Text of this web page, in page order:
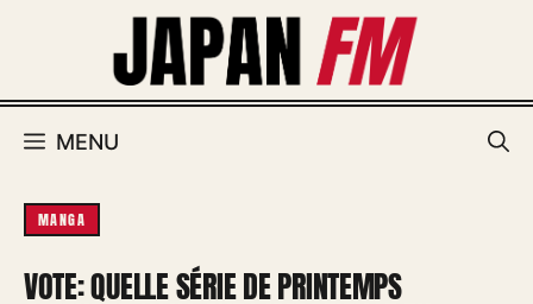
MENU
MANGA
VOTE: QUELLE SÉRIE DE PRINTEMPS